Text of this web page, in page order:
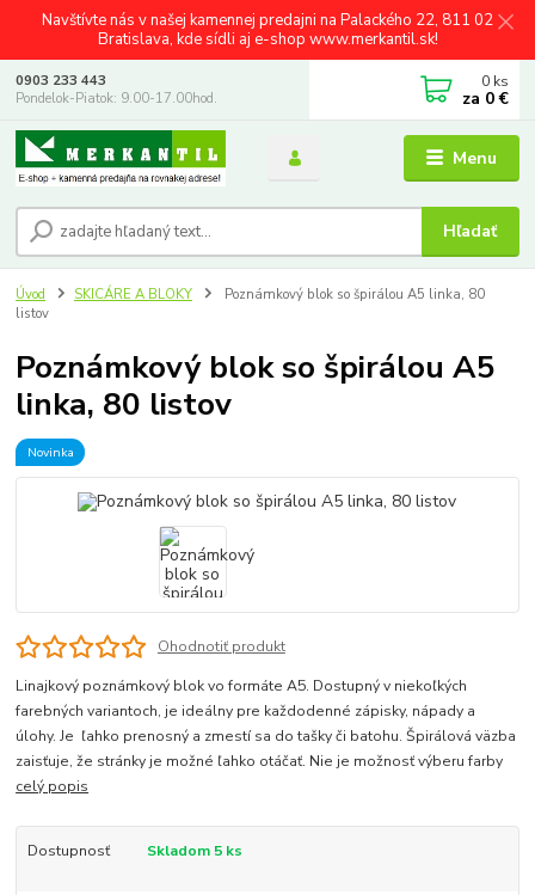
Navštívte nás v našej kamennej predajni na Palackého 22, 811 02
Bratislava, kde sídli aj e-shop www.merkantil.sk!
Menu
Hľadať
0903 233 443
Pondelok-Piatok: 9.00-17.00hod.
0 ks
za 0 €
Úvod SKICÁRE A BLOKY
Poznámkový blok so špirálou A5 linka, 80
listov
Poznámkový blok so špirálou A5
linka, 80 listov
Novinka
Ohodnotiť produkt
Linajkový poznámkový blok vo formáte A5. Dostupný v niekoľkých
farebných variantoch, je ideálny pre každodenné zápisky, nápady a
úlohy. Je ľahko prenosný a zmestí sa do tašky či batohu. Špirálová väzba
zaisťuje, že stránky je možné ľahko otáčať. Nie je možnosť výberu farby
celý popis
Dostupnosť Skladom 5 ks